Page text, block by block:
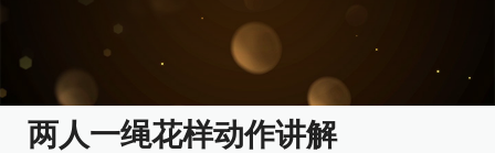
两人一绳花样动作讲解